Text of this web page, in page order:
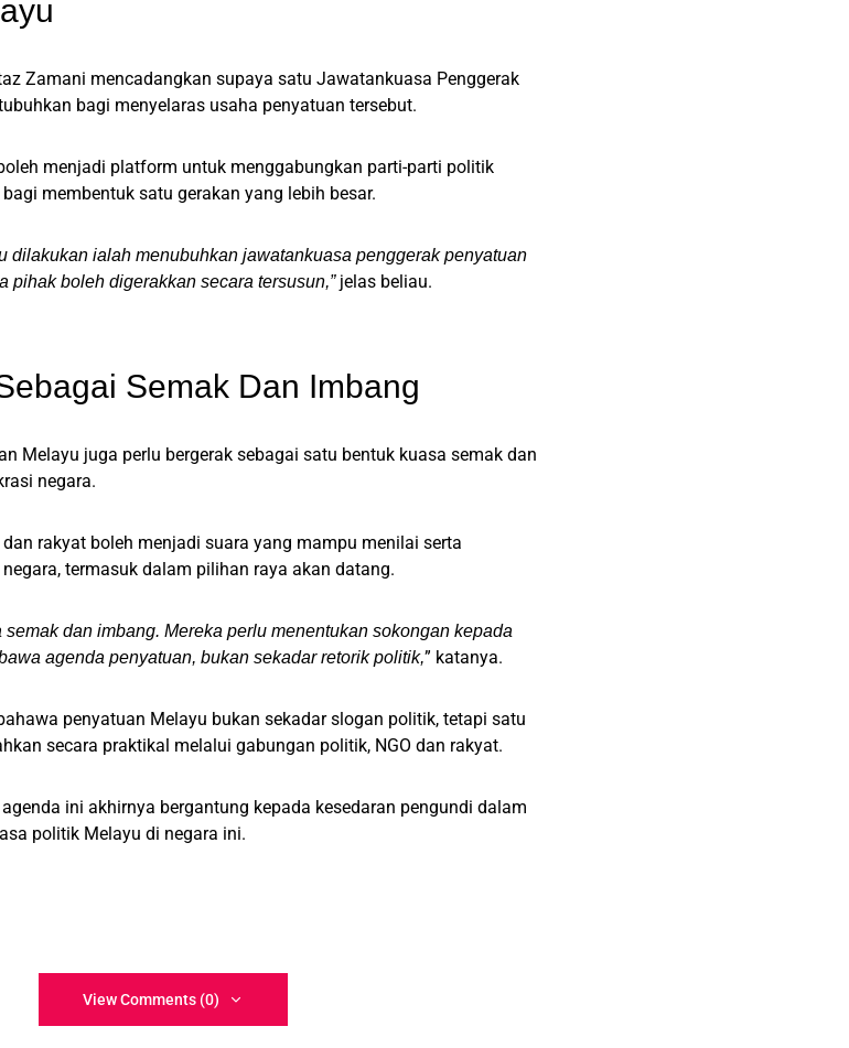
Zamani mencadangkan supaya satu Jawatankuasa Penggerak
bagi menyelaras usaha penyatuan tersebut.
menjadi platform untuk menggabungkan parti-parti politik
membentuk satu gerakan yang lebih besar.
dilakukan ialah menubuhkan jawatankuasa penggerak penyatuan
pihak boleh digerakkan secara tersusun,”jelas beliau.
Semak Dan Imbang
Melayu juga perlu bergerak sebagai satu bentuk kuasa semak dan
negara.
rakyat boleh menjadi suara yang mampu menilai serta
termasuk dalam pilihan raya akan datang.
dan imbang. Mereka perlu menentukan sokongan kepada
agenda penyatuan, bukan sekadar retorik politik,” katanya.
penyatuan Melayu bukan sekadar slogan politik, tetapi satu
secara praktikal melalui gabungan politik, NGO dan rakyat.
ini akhirnya bergantung kepada kesedaran pengundi dalam
politik Melayu di negara ini.
View Comments (0)